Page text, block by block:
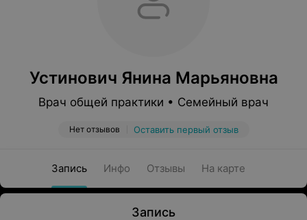
Устинович Янина Марьяновна
Врач общей практики • Семейный врач
Нет отзывов Оставить первый отзыв
Запись Инфо Отзывы На карте
Запись